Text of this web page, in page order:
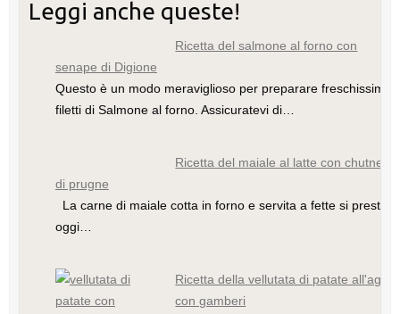
e
o
o
er e
e
dI
n
m
ly r
vi
di
Leggi anche queste!
Ricetta del salmone al forno con
senape di Digione
Questo è un modo meraviglioso per preparare freschissimi
filetti di Salmone al forno. Assicuratevi di…
Ricetta del maiale al latte con chutney
di prugne
La carne di maiale cotta in forno e servita a fette si presta
oggi…
Ricetta della vellutata di patate all'aglio
con gamberi